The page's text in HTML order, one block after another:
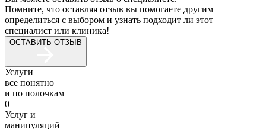
Помните, что оставляя отзыв вы помогаете другим
определиться с выбором и узнать подходит ли этот
специалист или клиника!
ОСТАВИТЬ ОТЗЫВ
Услуги
все понятно
и по полочкам
0
Услуг и
манипуляций